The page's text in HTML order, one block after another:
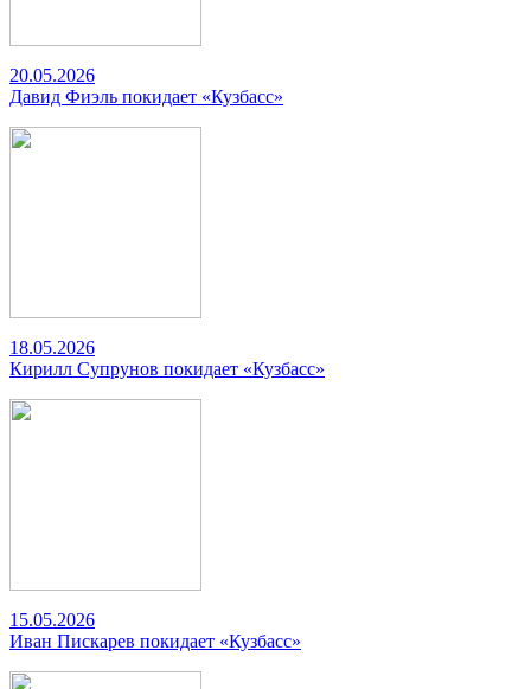
20.05.2026
Давид Фиэль покидает «Кузбасс»
18.05.2026
Кирилл Супрунов покидает «Кузбасс»
15.05.2026
Иван Пискарев покидает «Кузбасс»